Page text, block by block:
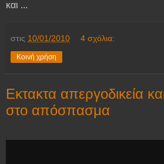
και ...
στις 10/01/2010 4 σχόλια:
Κοινή χρήση
Εκτακτα απεργοδικεία
στο απόσπασμα